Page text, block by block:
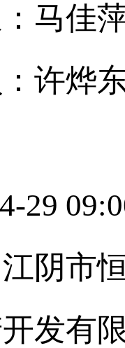
马佳
许烨
29
阴市
发有